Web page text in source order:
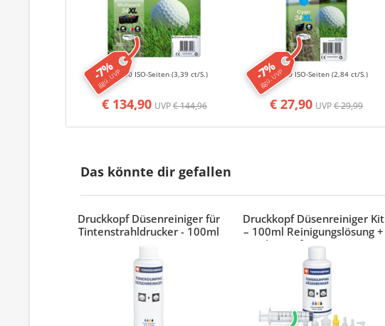
-7%
ggü. UVP
€ 134,90 UVP€ 144,96
3950 ISO-Seiten(3,39 ct/S.) -7%
ggü. UVP
€ 27,90 UVP€ 29,99
950 ISO-Seiten (2,84 ct/S.)
Das könnte dir gefallen
Druckkopf Düsenreiniger für
Tintenstrahldrucker - 100ml
Druckkopf Düsenreiniger Kit
– 100ml Reinigungslösung +
Adapter für Canon, HP,
Epson & Brother